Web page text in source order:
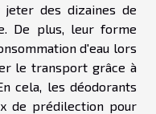
jeter des dizaines de
De plus, leur forme
d'eau lors
le transport grâce à
cela, les déodorants
de prédilection pour